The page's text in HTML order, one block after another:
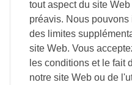
tout aspect du site
préavis. Nous
des limites
site Web. Vous
les conditions et le fait
notre site Web ou de